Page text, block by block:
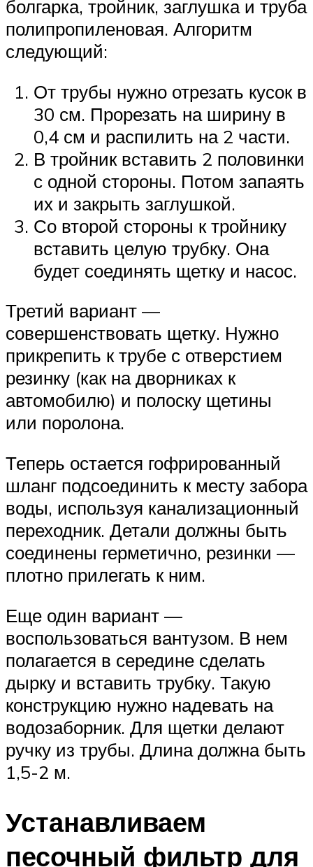
болгарка, тройник, заглушка и труба
полипропиленовая. Алгоритм
следующий:
От трубы нужно отрезать кусок в
30 см. Прорезать на ширину в
0,4 см и распилить на 2 части.
В тройник вставить 2 половинки
с одной стороны. Потом запаять
их и закрыть заглушкой.
Со второй стороны к тройнику
вставить целую трубку. Она
будет соединять щетку и насос.
Третий вариант —
совершенствовать щетку. Нужно
прикрепить к трубе с отверстием
резинку (как на дворниках к
автомобилю) и полоску щетины
или поролона.
Теперь остается гофрированный
шланг подсоединить к месту забора
воды, используя канализационный
переходник. Детали должны быть
соединены герметично, резинки —
плотно прилегать к ним.
Еще один вариант —
воспользоваться вантузом. В нем
полагается в середине сделать
дырку и вставить трубку. Такую
конструкцию нужно надевать на
водозаборник. Для щетки делают
ручку из трубы. Длина должна быть
1,5-2 м.
Устанавливаем
песочный фильтр для